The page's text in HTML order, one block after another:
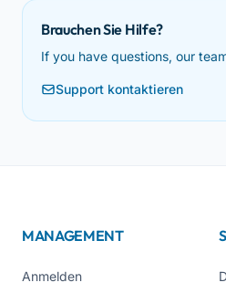
Brauchen Sie Hilfe?
If you have questions, our
Support kontaktieren
MANAGEMENT
Anmelden